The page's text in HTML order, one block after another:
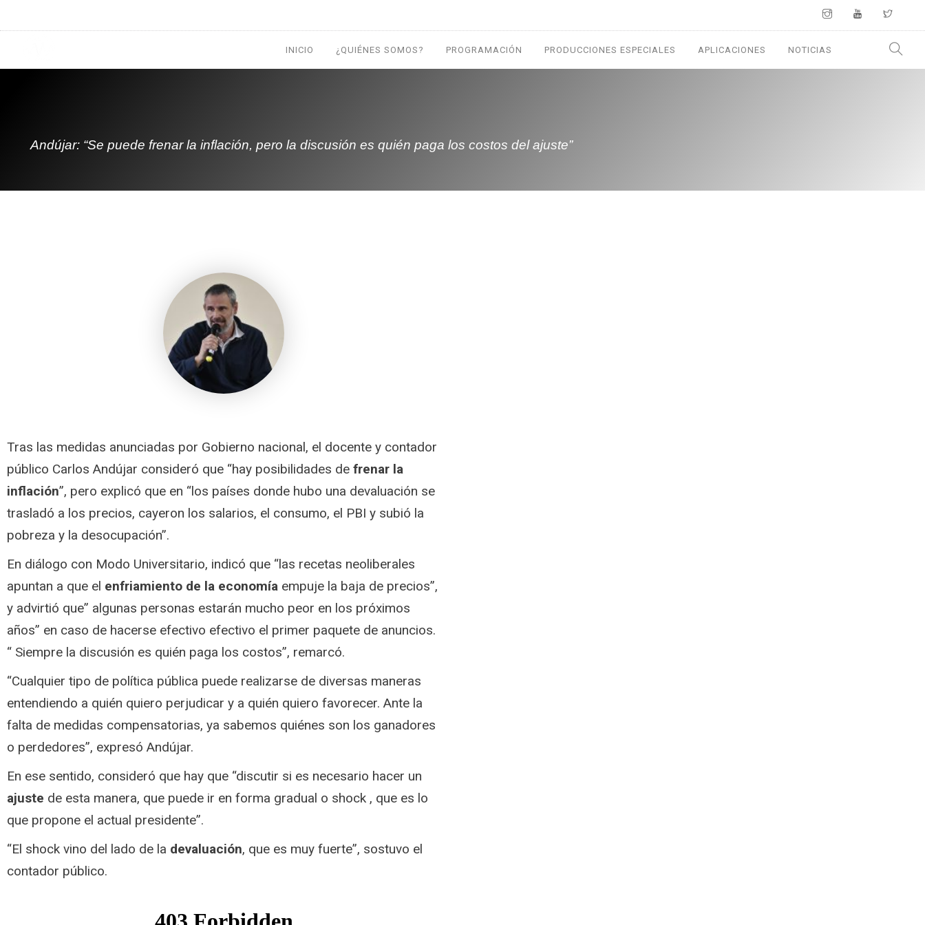
INICIO ¿QUIÉNES SOMOS? PROGRAMACIÓN PRODUCCIONES ESPECIALES APLICACIONES NOTICIAS
Andújar: “Se puede frenar la inflación, pero la discusión es quién paga los costos del ajuste”
Tras las medidas anunciadas por Gobierno nacional, el docente y contador
público Carlos Andújar consideró que “hay posibilidades de frenar la
inflación”, pero explicó que en “los países donde hubo una devaluación se
trasladó a los precios, cayeron los salarios, el consumo, el PBI y subió la
pobreza y la desocupación”.
En diálogo con Modo Universitario, indicó que “las recetas neoliberales
apuntan a que el enfriamiento de la economía empuje la baja de precios”,
y advirtió que” algunas personas estarán mucho peor en los próximos
años” en caso de hacerse efectivo efectivo el primer paquete de anuncios.
“ Siempre la discusión es quién paga los costos”, remarcó.
“Cualquier tipo de política pública puede realizarse de diversas maneras
entendiendo a quién quiero perjudicar y a quién quiero favorecer. Ante la
falta de medidas compensatorias, ya sabemos quiénes son los ganadores
o perdedores”, expresó Andújar.
En ese sentido, consideró que hay que “discutir si es necesario hacer un
ajuste de esta manera, que puede ir en forma gradual o shock , que es lo
que propone el actual presidente”.
“El shock vino del lado de la devaluación, que es muy fuerte”, sostuvo el
contador público.